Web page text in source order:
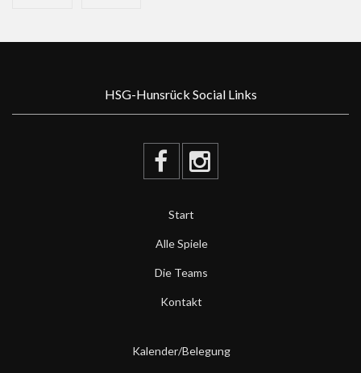
HSG-Hunsrück Social Links
Start
Alle Spiele
Die Teams
Kontakt
Kalender/Belegung